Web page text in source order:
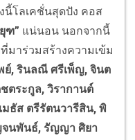
นี้โลเคชั่นสุดปัง คอส
ฑ” แน่นอน นอกจากนี้
าร่วมสร้างความเข้ม
ย์, รินลณี ศรีเพ็ญ, จินต
ตระกูล, วิรากานต์
ธัส ตรีรัตนวารีสิน, พิ
จนพันธ์, รัญญา ศิยา